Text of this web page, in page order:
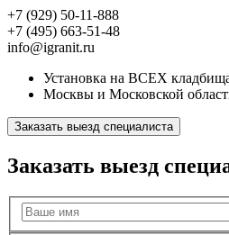
+7 (929) 50-11-888
+7 (495) 663-51-48
info@igranit.ru
Установка на ВСЕХ
Москвы и Московской
Заказать выезд специалиста
Заказать выезд